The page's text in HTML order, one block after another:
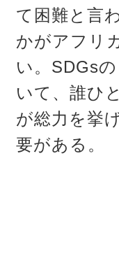
て困難と言
かがアフリ
い。SDGs
いて、誰ひ
が総力を挙
要がある。